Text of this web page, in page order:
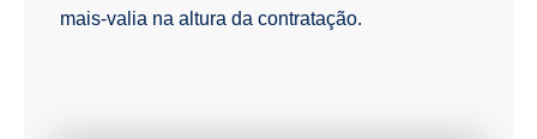
mais-valia na altura da contratação.